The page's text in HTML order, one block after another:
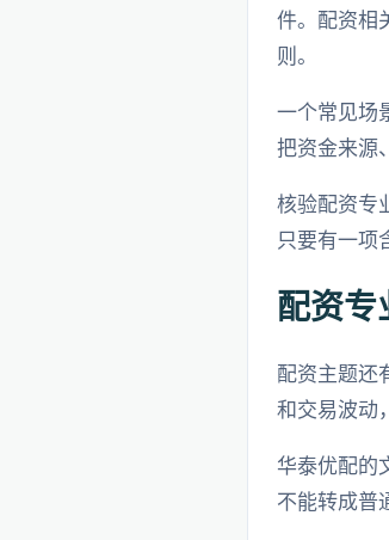
件。配资相
则。
一个常见场
把资金来源
核验配资专
只要有一项
配资专
配资主题还
和交易波动
华泰优配的
不能转成普